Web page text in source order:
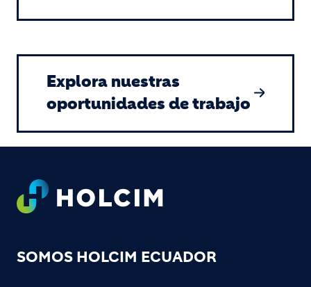
Explora nuestras
oportunidades de trabajo
Footer
SOMOS HOLCIM ECUADOR